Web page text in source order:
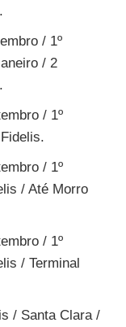
/ 1º
/ 2
/ 1º
/ 1º
/ Até Morro
/ 1º
/ Terminal
/ Santa Clara /